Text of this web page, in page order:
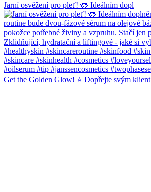
Jarní osvěžení pro pleť! 🪷 Ideálním dopl
Get the Golden Glow! ⭐️ Dopřejte svým klient